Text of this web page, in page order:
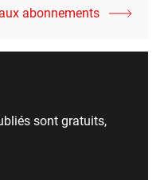
abonnements
sont gratuits,